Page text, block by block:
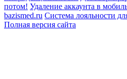
потом! Удаление аккаунта в
bazismed.ru Система лояльности
Полная версия сайта